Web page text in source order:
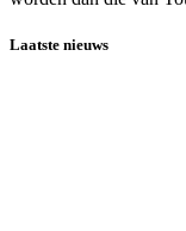
Laatste nieuws